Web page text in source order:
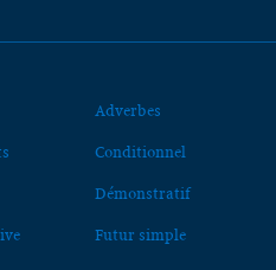
Adverbes
Conditionnel
Démonstratif
Futur simple